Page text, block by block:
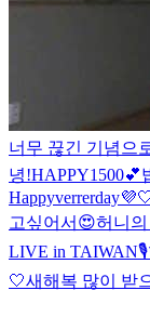
너무 끊긴 기념으
녕!HAPPY1500💕
고싶어서😍허니
LIVE in TAIWAN🎙️
🤍새해복 많이 받